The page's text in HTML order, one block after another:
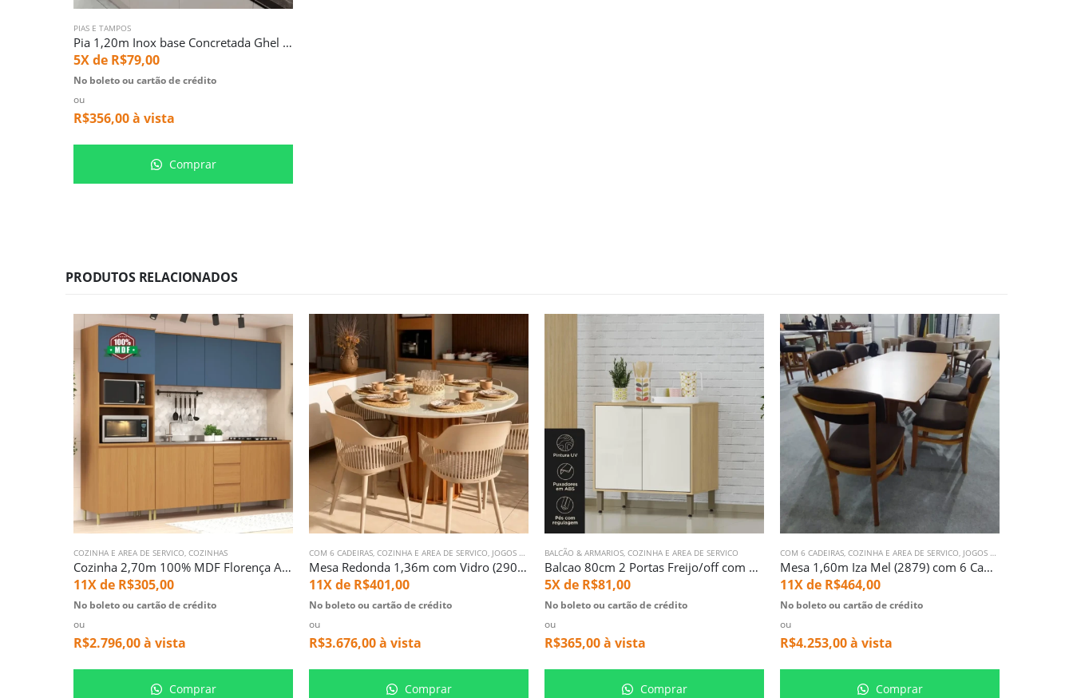
PIAS E TAMPOS
Pia 1,20m Inox base Concretada Ghel Plus (745)
5X de R$79,00
No boleto ou cartão de crédito
ou
R$356,00à vista
Comprar
PRODUTOS RELACIONADOS
COZINHA E AREA DE SERVICO, COZINHAS
Cozinha 2,70m 100% MDF Florença Azul (6716)
11X de R$305,00
No boleto ou cartão de crédito
ou
R$2.796,00à vista
Comprar
COM 6 CADEIRAS, COZINHA E AREA DE SERVICO, JOGOS DE MESA
Mesa Redonda 1,36m com Vidro (2906) com 6 Cadeiras Montreal Fendi (3358)
11X de R$401,00
No boleto ou cartão de crédito
ou
R$3.676,00à vista
Comprar
BALCÃO & ARMARIOS, COZINHA E AREA DE SERVICO
Balcao 80cm 2 Portas Freijo/off com Tampo (5454)
5X de R$81,00
No boleto ou cartão de crédito
ou
R$365,00à vista
Comprar
COM 6 CADEIRAS, COZINHA E AREA DE SERVICO, JOGOS DE MESA
Mesa 1,60m Iza Mel (2879) com 6 Cadeira Mayra Mel (1491)
11X de R$464,00
No boleto ou cartão de crédito
ou
R$4.253,00à vista
Comprar